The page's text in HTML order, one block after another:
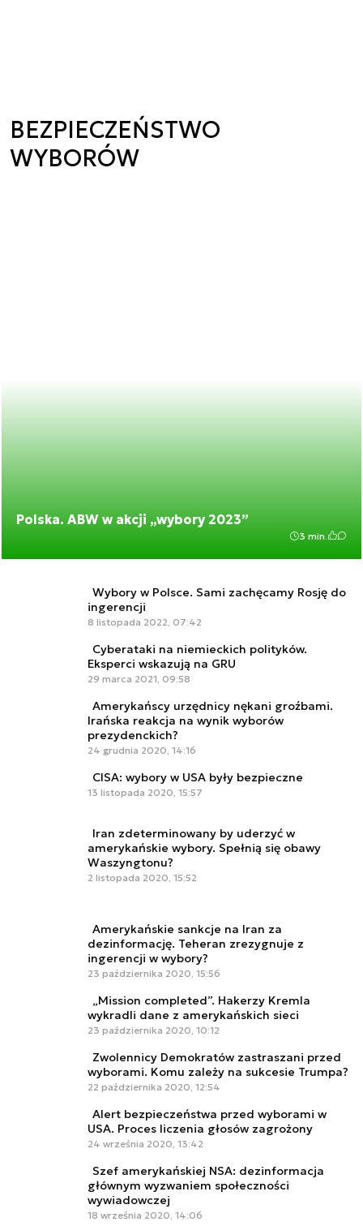
BEZPIECZEŃSTWO
WYBORÓW
Polska. ABW w akcji „wybory 2023”
3 min.
Wybory w Polsce. Sami zachęcamy Rosję do
ingerencji
8 listopada 2022, 07:42
Cyberataki na niemieckich polityków.
Eksperci wskazują na GRU
29 marca 2021, 09:58
Amerykańscy urzędnicy nękani groźbami.
Irańska reakcja na wynik wyborów
prezydenckich?
24 grudnia 2020, 14:16
CISA: wybory w USA były bezpieczne
13 listopada 2020, 15:57
Iran zdeterminowany by uderzyć w
amerykańskie wybory. Spełnią się obawy
Waszyngtonu?
2 listopada 2020, 15:52
Amerykańskie sankcje na Iran za
dezinformację. Teheran zrezygnuje z
ingerencji w wybory?
23 października 2020, 15:56
„Mission completed”. Hakerzy Kremla
wykradli dane z amerykańskich sieci
23 października 2020, 10:12
Zwolennicy Demokratów zastraszani przed
wyborami. Komu zależy na sukcesie Trumpa?
22 października 2020, 12:54
Alert bezpieczeństwa przed wyborami w
USA. Proces liczenia głosów zagrożony
24 września 2020, 13:42
Szef amerykańskiej NSA: dezinformacja
głównym wyzwaniem społeczności
wywiadowczej
18 września 2020, 14:06